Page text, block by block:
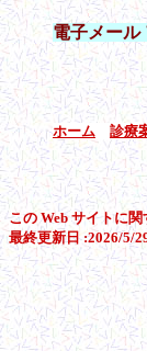
電子メー
ホーム 診療
この Web サイトに
最終更新日 :2026/5/